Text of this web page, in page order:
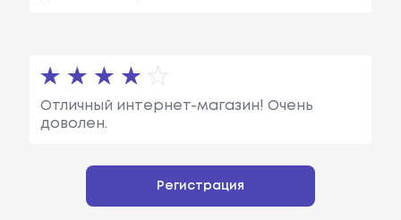
Отличный интернет-магазин! Очень
доволен.
Регистрация